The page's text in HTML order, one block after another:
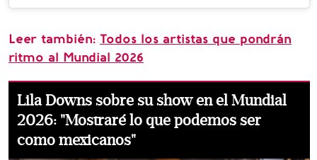
Leer también: Todos los artistas que pondrán
ritmo al Mundial 2026
Lila Downs sobre su show en el Mundial
2026: "Mostraré lo que podemos ser
como mexicanos"